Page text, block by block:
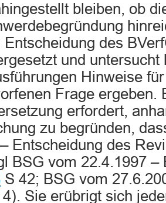
bleiben, ob
des
und untersucht
Hinweise
Frage ergeben.
erfordert,
zu begründen,
Entscheidung des
BSG vom 22.4.1997
S 42; BSG vom
Sie erübrigt sich